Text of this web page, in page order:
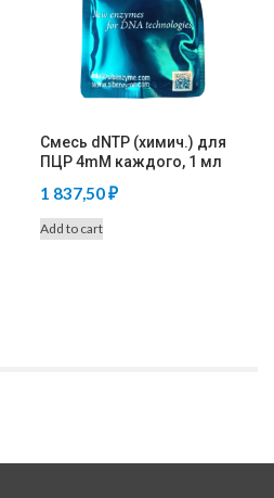
Смесь dNTP (химич.) для
ПЦР 4mM каждого, 1 мл
1 837,50₽
Add to cart